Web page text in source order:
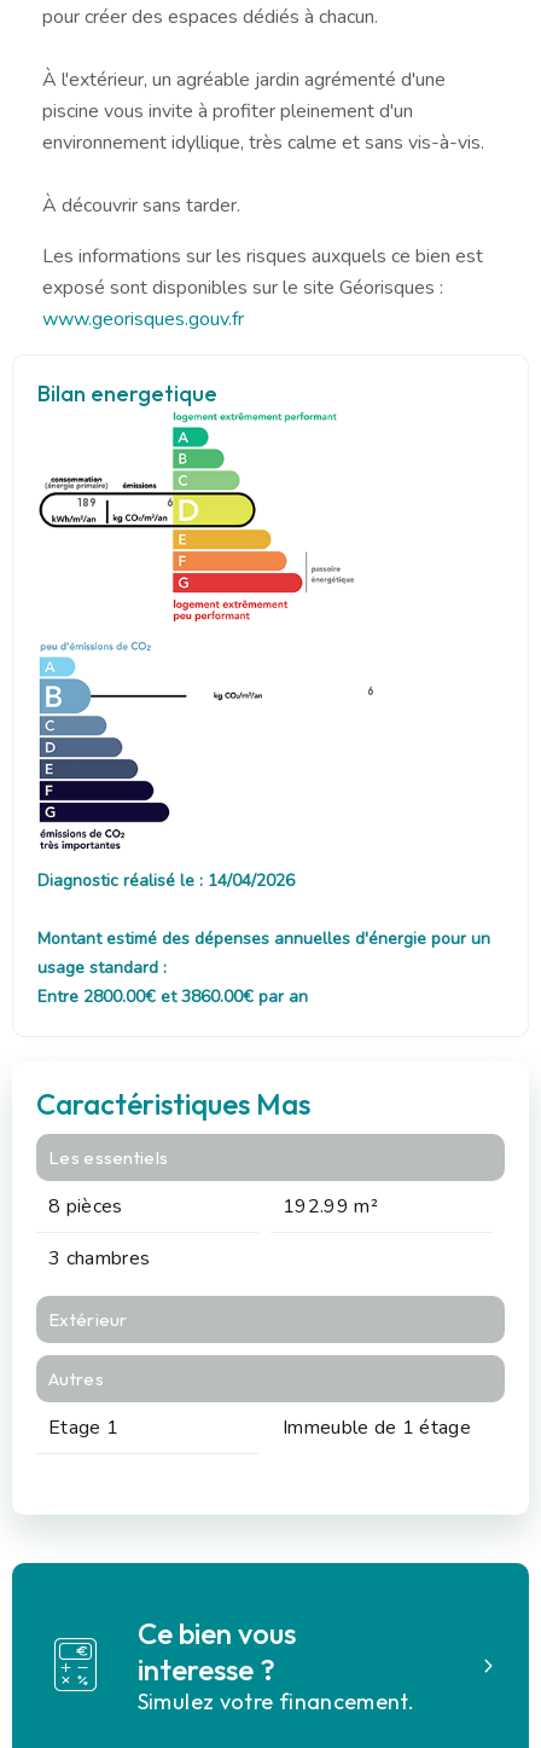
pour créer des espaces dédiés à chacun.
À l'extérieur, un agréable jardin agrémenté d'une
piscine vous invite à profiter pleinement d'un
environnement idyllique, très calme et sans vis-à-vis.
À découvrir sans tarder.
Les informations sur les risques auxquels ce bien est
exposé sont disponibles sur le site Géorisques :
www.georisques.gouv.fr
Bilan energetique
189 6
6
Diagnostic réalisé le : 14/04/2026
Montant estimé des dépenses annuelles d'énergie pour un
usage standard :
Entre 2800.00€ et 3860.00€ par an
Caractéristiques Mas
Les essentiels
8 pièces
192.99 m²
3 chambres
Extérieur
Autres
Etage 1 Immeuble de 1 étage
Ce bien vous
interesse ?
Simulez votre financement.